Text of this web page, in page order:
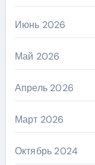
Июнь 2026
Май 2026
Апрель 2026
Март 2026
Октябрь 2024